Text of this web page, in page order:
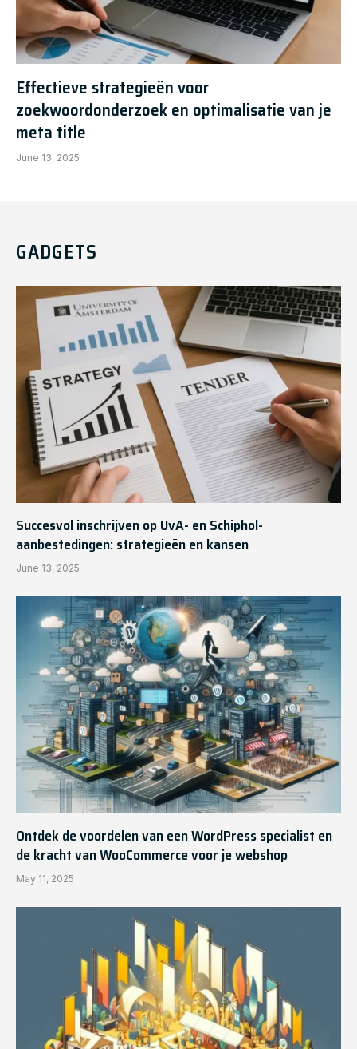
Effectieve strategieën voor
zoekwoordonderzoek en optimalisatie van je
meta title
June 13, 2025
GADGETS
Succesvol inschrijven op UvA- en Schiphol-
aanbestedingen: strategieën en kansen
June 13, 2025
Ontdek de voordelen van een WordPress specialist en
de kracht van WooCommerce voor je webshop
May 11, 2025